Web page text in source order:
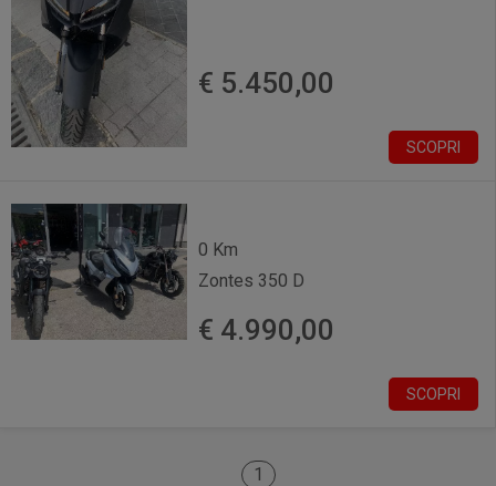
€ 5.450,00
SCOPRI
0 Km
Zontes 350 D
€ 4.990,00
SCOPRI
1